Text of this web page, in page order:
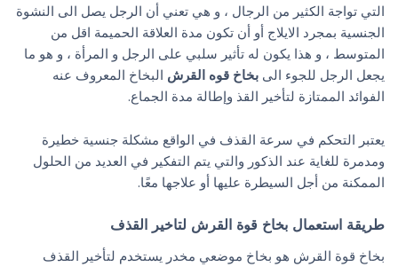
التي تواجة الكثير من الرجال ، و هي تعني أن الرجل يصل الى النشوة
الجنسية بمجرد الايلاج أو أن تكون مدة العلاقة الحميمة اقل من
المتوسط ، و هذا يكون له تأثير سلبي على الرجل و المرأة ، و هو ما
يجعل الرجل للجوء الى بخاخ قوه القرش البخاخ المعروف عنه
الفوائد الممتازة لتأخير القذ وإطالة مدة الجماع.
يعتبر التحكم في سرعة القذف في الواقع مشكلة جنسية خطيرة
ومدمرة للغاية عند الذكور والتي يتم التفكير في العديد من الحلول
الممكنة من أجل السيطرة عليها أو علاجها معًا.
طريقة استعمال بخاخ قوة القرش لتاخير القذف
بخاخ قوة القرش هو بخاخ موضعي مخدر يستخدم لتأخير القذف